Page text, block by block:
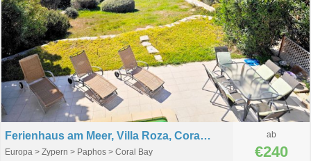
Ferienhaus am Meer, Villa Roza, Coral Bay, Paphos, Cyprus
Europa > Zypern > Paphos > Coral Bay
ab
€240